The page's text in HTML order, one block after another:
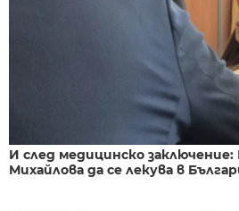
И след медицинско заключение:
Михайлова да се лекува в